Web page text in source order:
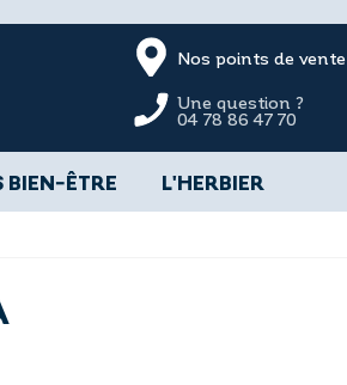
Une question ?
04 78 86 47 70
Nos points de vente
BIEN-ÊTRE L'HERBIER